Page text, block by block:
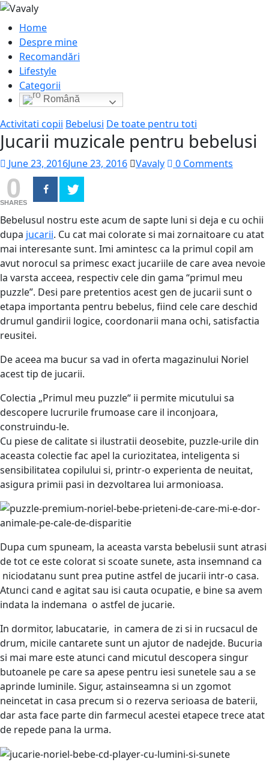
Home
Despre mine
Recomandări
Lifestyle
Categorii
Română
Activitati copii Bebelusi De toate pentru toti
Jucarii muzicale pentru bebelusi
June 23, 2016June 23, 2016 Vavaly 0 Comments
0
SHARES
Bebelusul nostru este acum de sapte luni si deja e cu ochii
dupa jucarii. Cu cat mai colorate si mai zornaitoare cu atat
mai interesante sunt. Imi amintesc ca la primul copil am
avut norocul sa primesc exact jucariile de care avea nevoie
la varsta acceea, respectiv cele din gama “primul meu
puzzle”. Desi pare pretentios acest gen de jucarii sunt o
etapa importanta pentru bebelus, fiind cele care deschid
drumul gandirii logice, coordonarii mana ochi, satisfactia
reusitei.
De aceea ma bucur sa vad in oferta magazinului Noriel
acest tip de jucarii.
Colectia „Primul meu puzzle“ ii permite micutului sa
descopere lucrurile frumoase care il inconjoara,
construindu-le.
Cu piese de calitate si ilustratii deosebite, puzzle-urile din
aceasta colectie fac apel la curiozitatea, inteligenta si
sensibilitatea copilului si, printr-o experienta de neuitat,
asigura primii pasi in dezvoltarea lui armonioasa.
Dupa cum spuneam, la aceasta varsta bebelusii sunt atrasi
de tot ce este colorat si scoate sunete, asta insemnand ca
niciodatanu sunt prea putine astfel de jucarii intr-o casa.
Atunci cand e agitat sau isi cauta ocupatie, e bine sa avem
indata la indemana o astfel de jucarie.
In dormitor, labucatarie, in camera de zi si in rucsacul de
drum, micile cantarete sunt un ajutor de nadejde. Bucuria
si mai mare este atunci cand micutul descopera singur
butoanele pe care sa apese pentru iesi sunetele sau a se
aprinde luminile. Sigur, astainseamna si un zgomot
neincetat in casa precum si o rezerva serioasa de baterii,
dar asta face parte din farmecul acestei etapece trece atat
de repede pana la urma.